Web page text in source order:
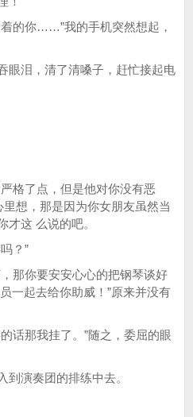
的你……”我的手机突然想起，
眼泪，清了清嗓子，赶忙接起电
格了点，但是他对你没有恶
想，那是因为你女朋友虽然当
才这 么说的吧。
？”
那你要安安心心的把钢琴谈好
一起去给你助威！”原来并没有
话那我挂了。”随之，委屈的眼
到演奏团的排练中去。